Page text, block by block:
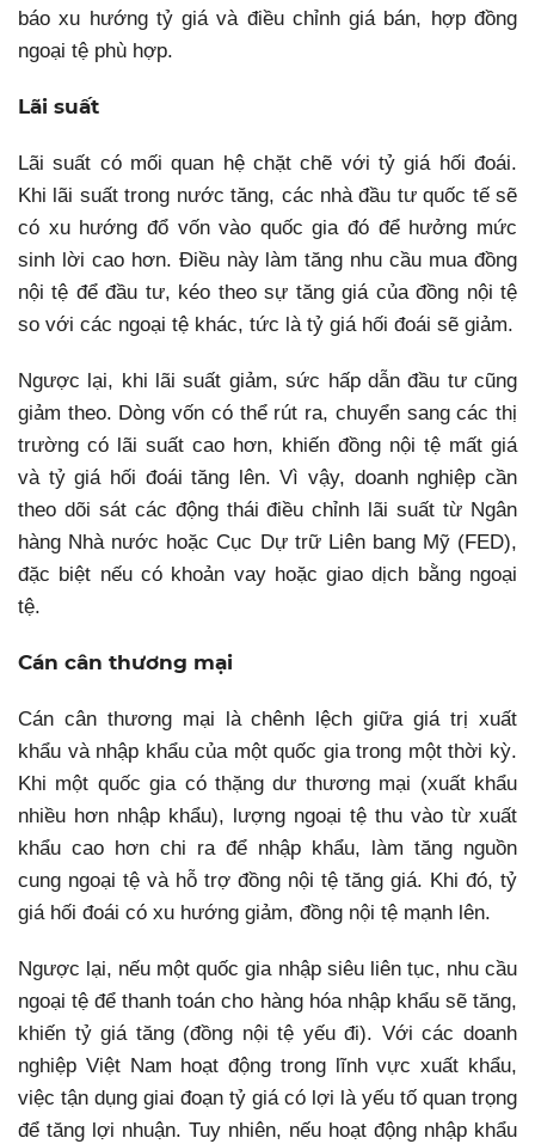
báo xu hướng tỷ giá và điều chỉnh giá bán, hợp đồng
ngoại tệ phù hợp.
Lãi suất
Lãi suất có mối quan hệ chặt chẽ với tỷ giá hối đoái.
Khi lãi suất trong nước tăng, các nhà đầu tư quốc tế sẽ
có xu hướng đổ vốn vào quốc gia đó để hưởng mức
sinh lời cao hơn. Điều này làm tăng nhu cầu mua đồng
nội tệ để đầu tư, kéo theo sự tăng giá của đồng nội tệ
so với các ngoại tệ khác, tức là tỷ giá hối đoái sẽ giảm.
Ngược lại, khi lãi suất giảm, sức hấp dẫn đầu tư cũng
giảm theo. Dòng vốn có thể rút ra, chuyển sang các thị
trường có lãi suất cao hơn, khiến đồng nội tệ mất giá
và tỷ giá hối đoái tăng lên. Vì vậy, doanh nghiệp cần
theo dõi sát các động thái điều chỉnh lãi suất từ Ngân
hàng Nhà nước hoặc Cục Dự trữ Liên bang Mỹ (FED),
đặc biệt nếu có khoản vay hoặc giao dịch bằng ngoại
tệ.
Cán cân thương mại
Cán cân thương mại là chênh lệch giữa giá trị xuất
khẩu và nhập khẩu của một quốc gia trong một thời kỳ.
Khi một quốc gia có thặng dư thương mại (xuất khẩu
nhiều hơn nhập khẩu), lượng ngoại tệ thu vào từ xuất
khẩu cao hơn chi ra để nhập khẩu, làm tăng nguồn
cung ngoại tệ và hỗ trợ đồng nội tệ tăng giá. Khi đó, tỷ
giá hối đoái có xu hướng giảm, đồng nội tệ mạnh lên.
Ngược lại, nếu một quốc gia nhập siêu liên tục, nhu cầu
ngoại tệ để thanh toán cho hàng hóa nhập khẩu sẽ tăng,
khiến tỷ giá tăng (đồng nội tệ yếu đi). Với các doanh
nghiệp Việt Nam hoạt động trong lĩnh vực xuất khẩu,
việc tận dụng giai đoạn tỷ giá có lợi là yếu tố quan trọng
để tăng lợi nhuận. Tuy nhiên, nếu hoạt động nhập khẩu